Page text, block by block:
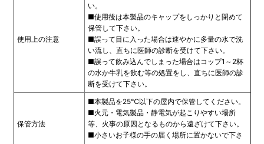
使用上の注意
い。
■使用後は本製品のキャップをしっかりと閉めて
保管して下さい。
■誤って目に入った場合は速やかに多量の水で洗
い流し、直ちに医師の診断を受けて下さい。
■誤って飲み込んでしまった場合はコップ1～2杯
の水か牛乳を飲む等の処置をし、直ちに医師の診
断を受けて下さい。
保管方法
■本製品を25℃以下の屋内で保管してください。
■火元・電気製品・静電気が起こりやすい場所
等、火事の原因となるものから遠ざけて下さい。
■小さいお子様の手の届く場所に置かないで下さ